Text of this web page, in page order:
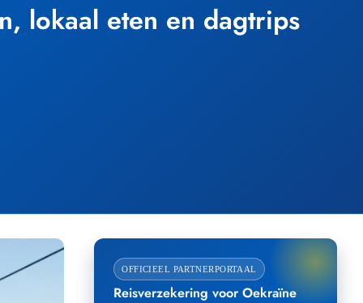
lokaal eten en dagtrips
OFFICIEEL PARTNERPORTAAL
Reisverzekering voor Oekraïne